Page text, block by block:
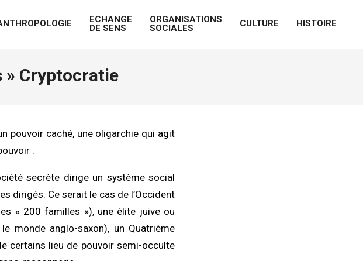
ECHANGE
DE SENS
ORGANISATIONS
SOCIALES
CULTURE HISTOIRE
» Cryptocratie
pouvoir caché, une oligarchie qui agit
:
secrète dirige un système social
dirigés. Ce serait le cas de l’Occident
« 200 familles »), une élite juive ou
monde anglo-saxon), un Quatrième
certains lieu de pouvoir semi-occulte